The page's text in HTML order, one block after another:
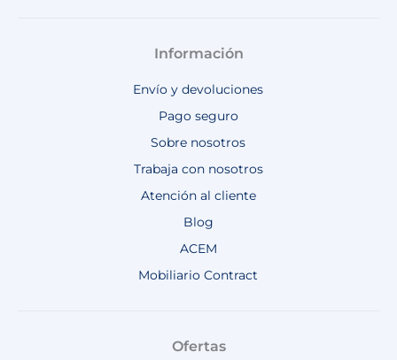
Información
Envío y devoluciones
Pago seguro
Sobre nosotros
Trabaja con nosotros
Atención al cliente
Blog
ACEM
Mobiliario Contract
Ofertas